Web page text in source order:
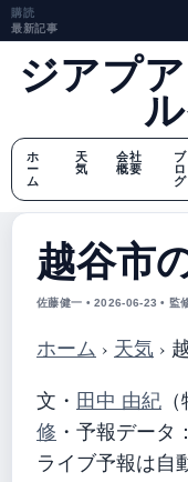
購読
最新記事
ジアプ
ホ
ー
ム
天
気
会社
概要
ブ
ロ
グ
越谷市
佐藤健一 • 2026-06-23 • 監
ホーム › 天気 ›
文・ 田中 由紀
修 ・ 予報データ：
ライブ予報は自